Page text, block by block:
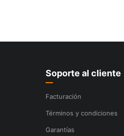
Soporte al cliente
Facturación
Términos y condiciones
Garantías